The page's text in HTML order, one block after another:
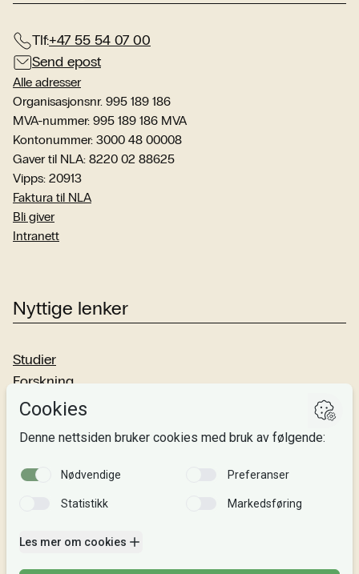
Tlf:+47 55 54 07 00
Send epost
Alle adresser
Organisasjonsnr. 995 189 186
MVA-nummer: 995 189 186 MVA
Kontonummer: 3000 48 00008
Gaver til NLA: 8220 02 88625
Vipps: 20913
Faktura til NLA
Bli giver
Intranett
Nyttige lenker
Studier
Forskning
Om oss
Si fra!
Følg oss